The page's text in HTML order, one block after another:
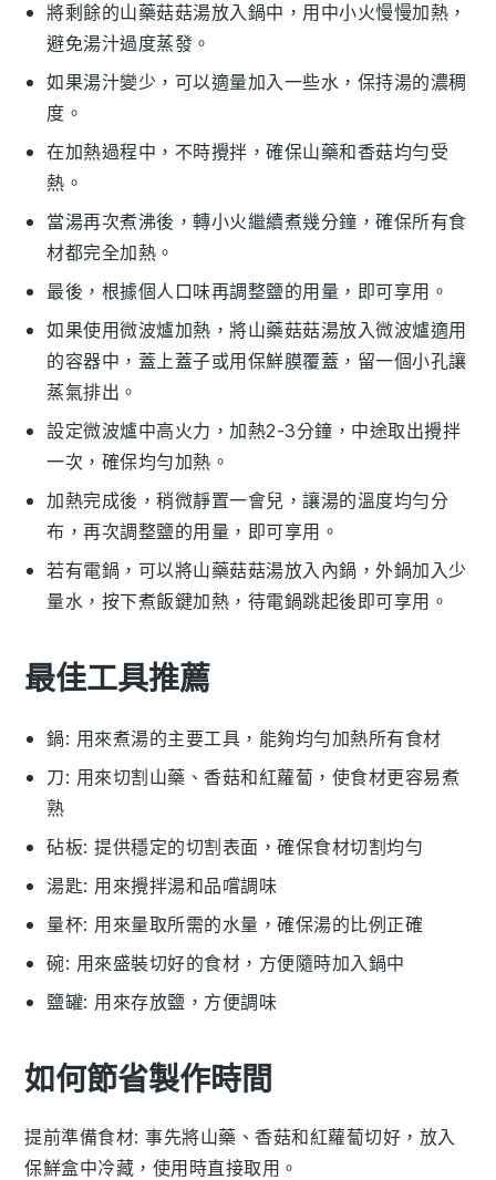
將剩餘的山藥菇菇湯放入鍋中，用中小火慢慢加熱，
避免湯汁過度蒸發。
如果湯汁變少，可以適量加入一些水 ，保持湯的濃稠
度。
在加熱過程中，不時攪拌，確保山藥和香菇均勻受
熱。
當湯再次煮沸後，轉小火繼續煮幾分鐘，確保所有食
材都完全加熱。
最後，根據個人口味再調整鹽的用量，即可享用。
如果使用微波爐加熱，將山藥菇菇湯放入微波爐適用
的容器中，蓋上蓋子或用保鮮膜覆蓋，留一個小孔讓
蒸氣排出。
設定微波爐中高火力，加熱2-3分鐘，中途取出攪拌
一次，確保均勻加熱。
加熱完成後，稍微靜置一會兒，讓湯的溫度均勻分
布，再次調整鹽的用量，即可享用。
若有電鍋 ，可以將山藥菇菇湯放入內鍋，外鍋加入少
量水，按下煮飯鍵加熱，待電鍋跳起後即可享用。
最佳工具推薦
鍋: 用來煮湯的主要工具，能夠均勻加熱所有食材
刀: 用來切割山藥、香菇和紅蘿蔔，使食材更容易煮
熟
砧板: 提供穩定的切割表面，確保食材切割均勻
湯匙: 用來攪拌湯和品嚐調味
量杯: 用來量取所需的水量，確保湯的比例正確
碗: 用來盛裝切好的食材，方便隨時加入鍋中
鹽罐: 用來存放鹽，方便調味
如何節省製作時間
提前準備食材: 事先將山藥 、香菇和紅蘿蔔切好，放入
保鮮盒中冷藏，使用時直接取用。